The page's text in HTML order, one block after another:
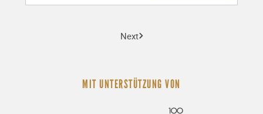
Next
MIT UNTERSTÜTZUNG VON